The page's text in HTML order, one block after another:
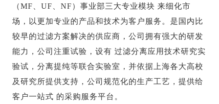
（MF、UF、NF）事业部三大专业模块 来细化市
场，以更加专业的产品和技术为客户服务。是国内比
较早的过滤方案解决的供应商，公司拥有强大的研发
能力，公司注重试验，设有 过滤分离应用技术研究实
验试，分离提纯等联合实验室，并依据上海各大高校
及研究所提供支持，公司规范化的生产工艺，提供给
客户一站式 的采购服务平台。